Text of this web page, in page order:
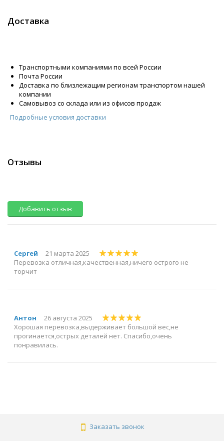
Доставка
Транспортными компаниями по всей России
Почта России
Доставка по близлежащим регионам транспортом нашей
компании
Самовывоз со склада или из офисов продаж
Подробные условия доставки
Отзывы
Добавить отзыв
Сергей
21 марта 2025
Перевозка отличная,качественная,ничего острого не
торчит
Антон
26 августа 2025
Хорошая перевозка,выдерживает большой вес,не
прогинается,острых деталей нет. Спасибо,очень
понравилась.
Заказать звонок